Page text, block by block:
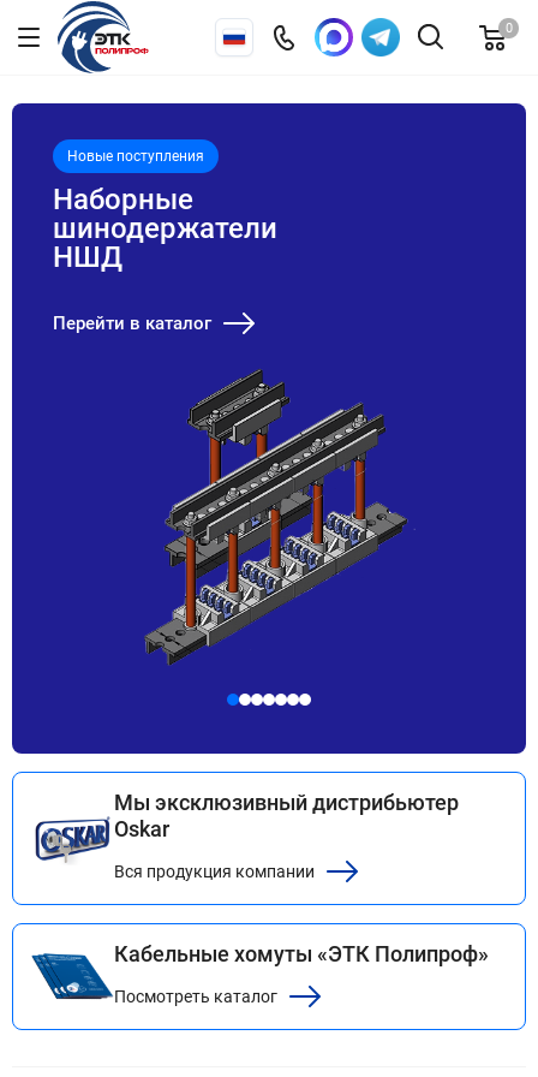
0
Новые поступления
Наборные
шинодержатели
НШД
Перейти в каталог
Мы эксклюзивный дистрибьютер
Oskar
Вся продукция компании
Кабельные хомуты «ЭТК Полипроф»
Посмотреть каталог